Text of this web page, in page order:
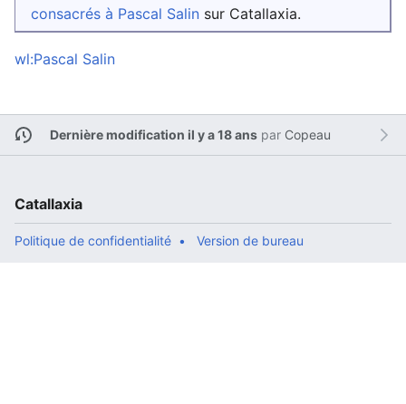
consacrés à Pascal Salin sur Catallaxia.
wl:Pascal Salin
Dernière modification il y a 18 anspar Copeau
Catallaxia
Politique de confidentialité Version de bureau